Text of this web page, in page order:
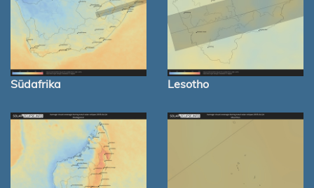
Südafrika Lesotho